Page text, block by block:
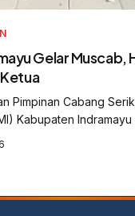
Gelar Muscab,
Pimpinan Cabang
Kabupaten